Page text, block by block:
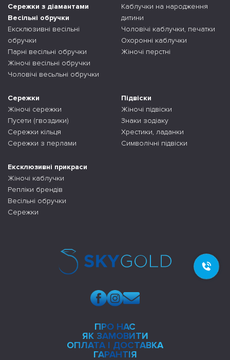
Сережки з діамантами
Весільні обручки
Ексклюзивні весільні
обручки
Парні весільні обручки
Жіночі весільні обручки
Чоловічі весьльні обручки
Каблучки на народження
дитини
Чоловічі каблучки, печатки
Охоронні каблучки
Жіночі перстні
Сережки
Жіночі сережки
Пусети (гвоздики)
Сережки кільця
Сережки з перлами
Підвіски
Жіночі підвіски
Знаки зодіаку
Хрестики, ладанки
Символічні підвіски
Ексклюзивні прикраси
Жіночі каблучки
Репліки брендів
Весільні обручки
Сережки
ПРО НАС
ЯК ЗАМОВИТИ
ОПЛАТА І ДОСТАВКА
ГАРАНТІЯ